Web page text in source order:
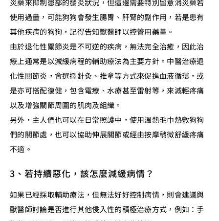
炎藥來抑制患部的發炎狀況，但這邊需要特別留意消炎藥若
使用過量，可能狗狗會發生腸胃、肝腎的副作用，若是患有
其他疾病的狗狗，記得告知獸醫師以控管用藥量。
由於退化性關節炎是不可逆的疾病，無法完全治癒，因此治
療上通常是以減緩病程的輔助療法為主要方針。中醫治療退
化性關節炎，會選擇針灸、推拿等方式來促進血液循環，或
是亦可搭配復健，包含電療、水療甚至雷射等，來減輕疼痛
以及增強關節周圍的肌肉及組織。
另外，主人們也可以在日常照護中，使用溫熱毛巾熱敷狗狗
們的關節處，也可以協助伸展關節或經由按摩稍微舒緩疼痛
不適。
3、若持續惡化，該怎麼減緩病情？
如果已經採取輔助療法，但無法好好控制病情，則會建議與
獸醫師討論是否進行其他侵入性的積極治療方式，例如：手